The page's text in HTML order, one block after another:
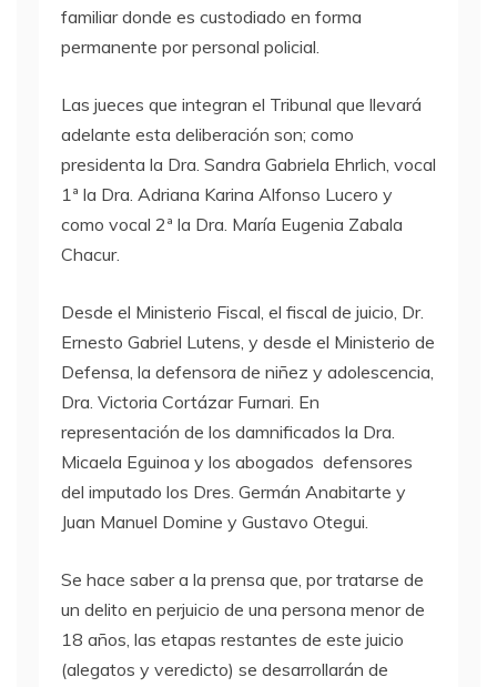
familiar donde es custodiado en forma
permanente por personal policial.
Las jueces que integran el Tribunal que llevará
adelante esta deliberación son; como
presidenta la Dra. Sandra Gabriela Ehrlich, vocal
1ª la Dra. Adriana Karina Alfonso Lucero y
como vocal 2ª la Dra. María Eugenia Zabala
Chacur.
Desde el Ministerio Fiscal, el fiscal de juicio, Dr.
Ernesto Gabriel Lutens, y desde el Ministerio de
Defensa, la defensora de niñez y adolescencia,
Dra. Victoria Cortázar Furnari. En
representación de los damnificados la Dra.
Micaela Eguinoa y los abogados defensores
del imputado los Dres. Germán Anabitarte y
Juan Manuel Domine y Gustavo Otegui.
Se hace saber a la prensa que, por tratarse de
un delito en perjuicio de una persona menor de
18 años, las etapas restantes de este juicio
(alegatos y veredicto) se desarrollarán de